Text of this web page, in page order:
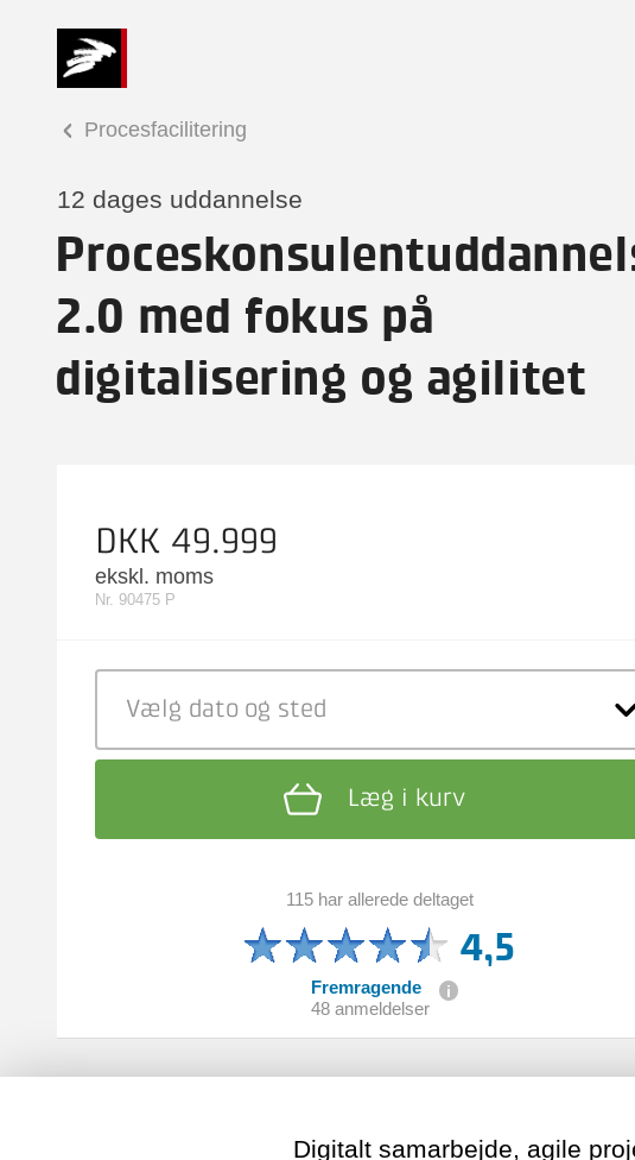
Procesfacilitering
12 dages uddannelse
2.0 med fokus på
digitalisering og agilitet
DKK 49.999
ekskl. moms
Nr. 90475 P
Vælg dato og sted
Læg i kurv
115 har allerede deltaget
4,5
Fremragende
48 anmeldelser
Digitalt samarbejde, agile